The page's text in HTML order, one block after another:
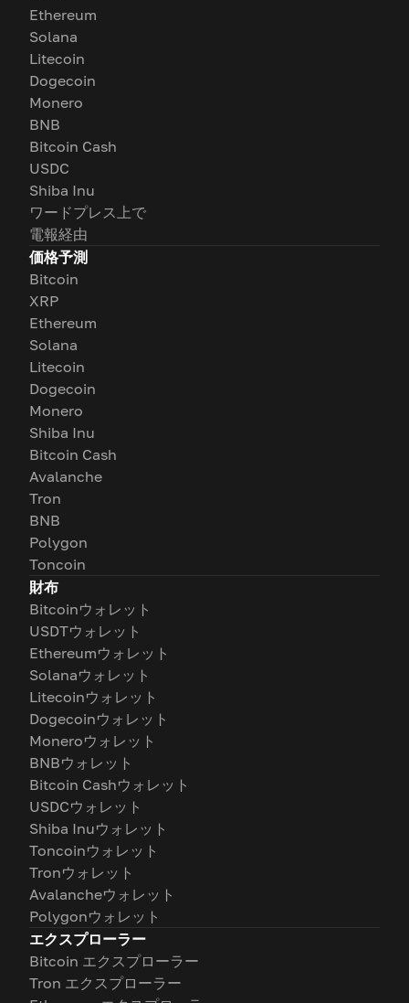
Ethereum
Solana
Litecoin
Dogecoin
Monero
BNB
Bitcoin Cash
USDC
Shiba Inu
ワードプレス上で
電報経由
価格予測
Bitcoin
XRP
Ethereum
Solana
Litecoin
Dogecoin
Monero
Shiba Inu
Bitcoin Cash
Avalanche
Tron
BNB
Polygon
Toncoin
財布
Bitcoinウォレット
USDTウォレット
Ethereumウォレット
Solanaウォレット
Litecoinウォレット
Dogecoinウォレット
Moneroウォレット
BNBウォレット
Bitcoin Cashウォレット
USDCウォレット
Shiba Inuウォレット
Toncoinウォレット
Tronウォレット
Avalancheウォレット
Polygonウォレット
エクスプローラー
Bitcoin エクスプローラー
Tron エクスプローラー